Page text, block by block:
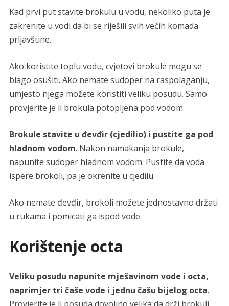
Kad prvi put stavite brokulu u vodu, nekoliko puta je
zakrenite u vodi da bi se riješili svih većih komada
prljavštine.
Ako koristite toplu vodu, cvjetovi brokule mogu se
blago osušiti. Ako nemate sudoper na raspolaganju,
umjesto njega možete koristiti veliku posudu. Samo
provjerite je li brokula potopljena pod vodom.
Brokule stavite u đevđir (cjedilio) i pustite ga pod
hladnom vodom. Nakon namakanja brokule,
napunite sudoper hladnom vodom. Pustite da voda
ispere brokoli, pa je okrenite u cjedilu.
Ako nemate đevđir, brokoli možete jednostavno držati
u rukama i pomicati ga ispod vode.
Korištenje octa
Veliku posudu napunite mješavinom vode i octa,
naprimjer tri čaše vode i jednu čašu bijelog octa.
Provjerite je li posuda dovoljno velika da drži brokuli,